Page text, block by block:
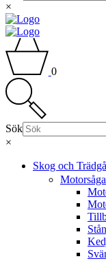
×
0
Sök
×
Skog och